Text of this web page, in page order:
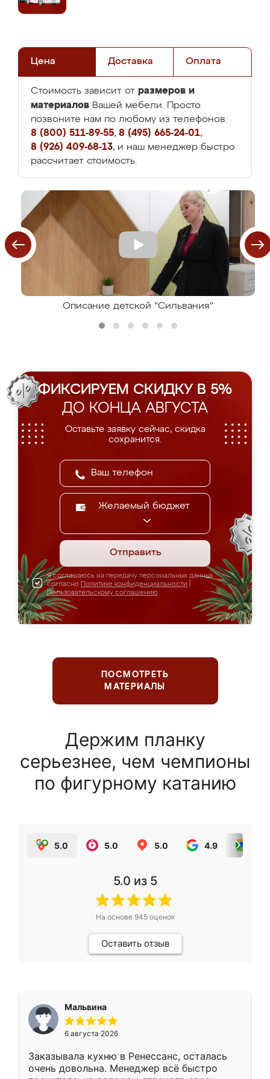
Цена Доставка Оплата
Стоимость зависит от размеров и
материалов Вашей мебели. Просто
позвоните нам по любому из телефонов:
8 (800) 511-89-55, 8 (495) 665-24-01,
8 (926) 409-68-13, и наш менеджер быстро
рассчитает стоимость.
Описание детской "Сильвания"
ФИКСИРУЕМ СКИДКУ В 5%
ДО КОНЦА АВГУСТА
Оставьте заявку сейчас, скидка
сохранится.
Желаемый бюджет
Отправить
Я соглашаюсь на передачу персональных данных
согласно Политике конфиденциальности
Пользовательскому соглашению
ПОСМОТРЕТЬ
МАТЕРИАЛЫ
Держим планку
серьезнее, чем чемпионы
по фигурному катанию
5.0 5.0 5.0 4.9
5.0 из 5
На основе 945оценок
Оставить отзыв
Мальвина
6 августа 2026
Заказывала кухню в Ренессанс, осталась
очень довольна. Менеджер всё быстро